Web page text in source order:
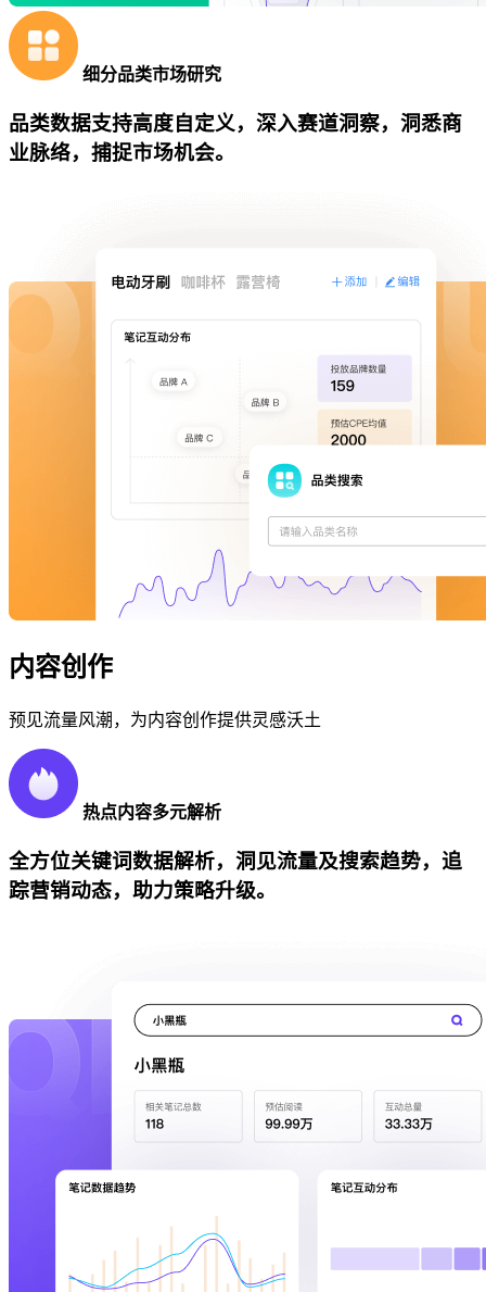
细分品类市场研究
品类数据支持高度自定义，深入赛道洞察，洞悉商
业脉络，捕捉市场机会。
内容创作
预见流量风潮，为内容创作提供灵感沃土
热点内容多元解析
全方位关键词数据解析，洞见流量及搜索趋势，追
踪营销动态，助力策略升级。